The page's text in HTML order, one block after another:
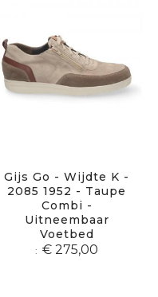
Gijs Go - Wijdte K -
2085 1952 - Taupe
Combi -
Uitneembaar
Voetbed
€ 275,00